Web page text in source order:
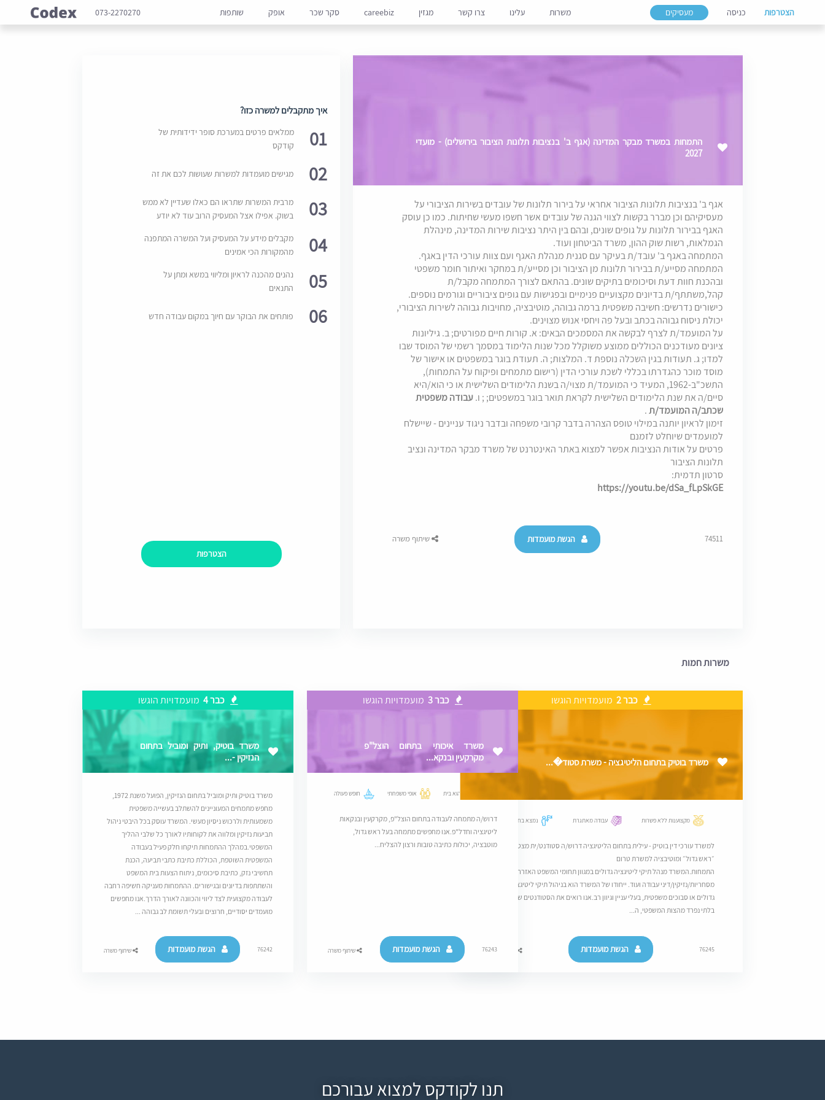
הצטרפות כניסה מעסיקים משרות עלינו צרו קשר מגזין careebiz סקר שכר אופק שותפות 073-2270270
התמחות במשרד מבקר המדינה (אגף ב' בנציבות תלונות הציבור בירושלים) - מועדי
2027
אגף ב' בנציבות תלונות הציבור אחראי על בירור תלונות של עובדים בשירות הציבורי על
מעסיקיהם וכן מברר בקשות לצווי הגנה של עובדים אשר חשפו מעשי שחיתות. כמו כן עוסק
האגף בבירור תלונות על גופים שונים, ובהם בין היתר נציבות שירות המדינה, מינהלת
הגמלאות, רשות שוק ההון, משרד הביטחון ועוד.
המתמחה באגף ב' עובד/ת בעיקר עם סגנית מנהלת האגף ועם צוות עורכי הדין באגף.
המתמחה מסייע/ת בבירור תלונות מן הציבור וכן מסייע/ת במחקר ואיתור חומר משפטי
ובהכנת חוות דעת וסיכומים בתיקים שונים. בהתאם לצורך המתמחה מקבל/ת
קהל,משתתף/ת בדיונים מקצועיים פנימיים ובפגישות עם גופים ציבוריים וגורמים נוספים.
כישורים נדרשים: חשיבה משפטית ברמה גבוהה, מוטיבציה, מחויבות גבוהה לשירות הציבורי,
יכולת ניסוח גבוהה בכתב ובעל פה ויחסי אנוש מצוינים.
על המועמד/ת לצרף לבקשה את המסמכים הבאים: א. קורות חיים מפורטים; ב. גיליונות
ציונים מעודכנים הכוללים ממוצע משוקלל מכל שנות הלימוד במסמך רשמי של המוסד שבו
למדו; ג. תעודות בגין השכלה נוספת ד. המלצות; ה. תעודת בוגר במשפטים או אישור של
מוסד מוכר כהגדרתו בכללי לשכת עורכי הדין (רישום מתמחים ופיקוח על התמחות),
התשכ"ב-1962, המעיד כי המועמד/ת מצוי/ה בשנת הלימודים השלישית או כי הוא/היא
סיים/ה את שנת הלימודים השלישית לקראת תואר בוגר במשפטים; ; ו.עבודה משפטית
שכתב/ה המועמד/ת.
זימון לראיון יותנה במילוי טופס הצהרה בדבר קרובי משפחה ובדבר ניגוד עניינים - שיישלח
למועמדים שיוחלט לזמנם
פרטים על אודות הנציבות אפשר למצוא באתר האינטרנט של משרד מבקר המדינה ונציב
תלונות הציבור
סרטון תדמית:
https://youtu.be/dSa_fLpSkGE
74511 הגשת מועמדות שיתוף משרה
איך מתקבלים למשרה כזו?
01
ממלאים פרטים במערכת סופר ידידותית של
קודקס
02 מגישים מועמדות למשרות שעושות לכם את זה
03
מרבית המשרות שתראו הם כאלו שעדיין לא ממש
בשוק. אפילו אצל המעסיק הרוב עוד לא יודע
04
מקבלים מידע על המעסיק ועל המשרה המתפנה
מהמקורות הכי אמינים
05
נהנים מהכנה לראיון ומליווי במשא ומתן על
התנאים
06 פותחים את הבוקר עם חיוך במקום עבודה חדש
הצטרפות
משרות חמות
כבר 2 מועמדויות הוגשו
משרד בוטיק בתחום הליטיגציה - משרת סטוד�...
מקצוענות ללא פשרות עבודה מאתגרת נמצא בחוד החנית
למשרד עורכי דין בוטיק - עילית בתחום הליטיגציה דרוש/ה סטודנט/ית מצטיינים בעלי
״ראש גדול״ ומוטיבציה למשרת טרום
התמחות.המשרד מנהל תיקי ליטיגציה גדולים במגוון תחומי המשפט האזרחי מנהלי/תובענות ייצוגית/תביעות
מסחריות/נזיקין/דיני עבודה ועוד. ייחודו של המשרד הוא בניהול תיקי ליטיגציה
גדולים או סבוכים משפטית, בעלי עניין וגיוון רב.אנו רואים את הסטודנטים שלנו כחלק
בלתי נפרד מהצות המשפטי, ה...
76245 הגשת מועמדות שיתוף משרה
כבר 3 מועמדויות הוגשו
משרד איכותי בתחום הוצל"פ
מקרקעין ובנקא...
מקום שהוא בית אופי משפחתי חופש פעולה
דרוש/ה מתמחה לעבודה בתחום הוצל"פ, מקרקעין ובנקאות
ליטיגציה וחדל"פ.אנו מחפשים מתמחה בעל ראש גדול,
מוטבציה, יכולות כתיבה טובות ורצון להצליח...
76243 הגשת מועמדות שיתוף משרה
כבר 4 מועמדויות הוגשו
משרד בוטיק, ותיק ומוביל בתחום
הנזיקין -...
משרד בוטיק ותיק ומוביל בתחום הנזיקין, הפועל משנת 1972,
מחפש מתמחים המעוניינים להשתלב בעשייה משפטית
משמעותית ולרכוש ניסיון מעשי. המשרד עוסק בכל היבטי ניהול
תביעות נזיקין ומלווה את לקוחותיו לאורך כל שלבי ההליך
המשפטי.במהלך ההתמחות תיקחו חלק פעיל בעבודה
המשפטית השוטפת, הכוללת כתיבת כתבי תביעה, הכנת
תחשיבי נזק, כתיבת סיכומים, ניתוח הצעות בית המשפט
והשתתפות בדיונים ובגישורים. ההתמחות מעניקה חשיפה רחבה
לעבודה מקצועית לצד ליווי והכוונה לאורך הדרך.אנו מחפשים
מועמדים יסודיים, חרוצים ובעלי תשומת לב גבוהה ...
76242 הגשת מועמדות שיתוף משרה
תנו לקודקס למצוא עבורכם